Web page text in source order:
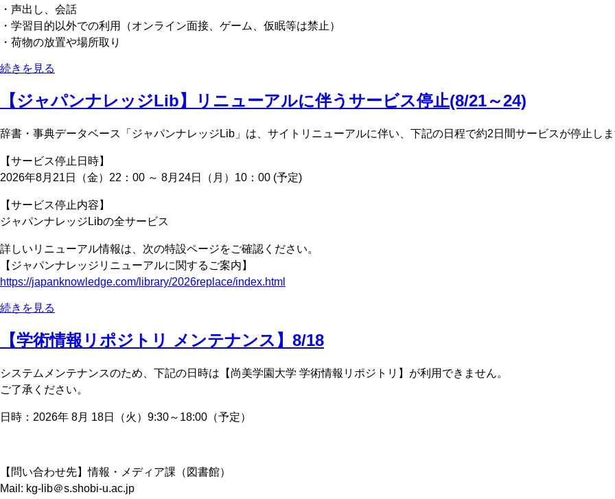
・声出し、会話
・学習目的以外での利用（オンライン面接、ゲーム、仮眠等は禁止）
・荷物の放置や場所取り
続きを見る
【ジャパンナレッジLib】リニューアルに伴うサービス停止(8/21～24)
辞書・事典データベース「ジャパンナレッジLib」は、サイトリニューアルに伴い、下記の日程で約2日間サービスが停止し
【サービス停止日時】
2026年8月21日（金）22：00 ～ 8月24日（月）10：00 (予定)
【サービス停止内容】
ジャパンナレッジLibの全サービス
詳しいリニューアル情報は、次の特設ページをご確認ください。
【ジャパンナレッジリニューアルに関するご案内】
https://japanknowledge.com/library/2026replace/index.html
続きを見る
【学術情報リポジトリ メンテナンス】8/18
システムメンテナンスのため、下記の日時は【尚美学園大学 学術情報リポジトリ】が利用できません。
ご了承ください。
日時：2026年 8月 18日（火）9:30～18:00（予定）
【問い合わせ先】情報・メディア課（図書館）
Mail: kg-lib＠s.shobi-u.ac.jp